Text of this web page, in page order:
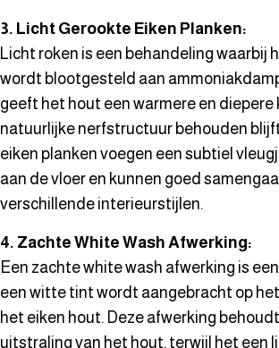
3. Licht Gerookte Eiken Planken:
Licht roken is een behandeling waarbij
wordt blootgesteld aan
geeft het hout een warmere en diepere
natuurlijke nerfstructuur behouden
eiken planken voegen een subtiel
aan de vloer en kunnen goed
verschillende interieurstijlen.
4. Zachte White Wash Afwerking:
Een zachte white wash afwerking is
een witte tint wordt aangebracht op
het eiken hout. Deze afwerking
uitstraling van het hout, terwijl het een